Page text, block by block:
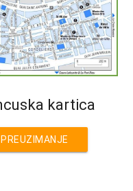
kartica
PREUZIMANJE